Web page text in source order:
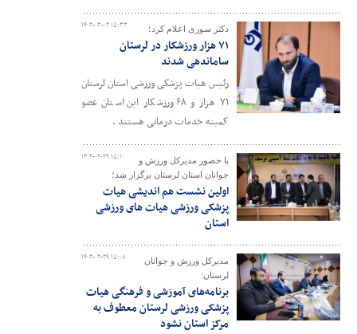
۱۴۰۲-۰۳-۰۲ ۱۵:۳۳ دکتر سوری اعلام کرد؛
۷۱ هزار ورزشکار در لرستان
ساماندهی شدند
رئیس هیات پزشکی ورزشی استان‌ لرستان
۷۱ هزار و ۶۸ ورزشکار این استان عضو
کمیته خدمات درمانی هستند .
۱۴۰۲-۰۲-۲۹ ۱۵:۱۰
با حضور مدیرکل ورزش و
جوانان استان لرستان برگزار شد؛
اولین نشست هم اندیشی هیات
پزشکی ورزشی هیات های ورزشی
استان
۱۴۰۲-۰۲-۲۹ ۱۵:۰۸
مدیرکل ورزش و جوانان
لرستان:
برنامه‌های آموزشی و فرهنگی هیات
پزشکی ورزشی لرستان معطوف به
مرکز استان نشود